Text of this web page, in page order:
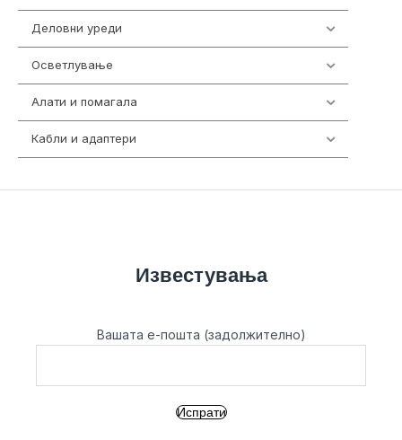
Деловни уреди
Осветлување
Алати и помагала
Кабли и адаптери
Известувања
Вашата е-пошта (задолжително)